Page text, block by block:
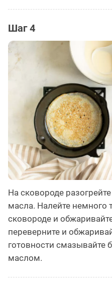
Шаг 4
На сковороде
масла. Налейте немного
сковороде и
переверните и
готовности
маслом.